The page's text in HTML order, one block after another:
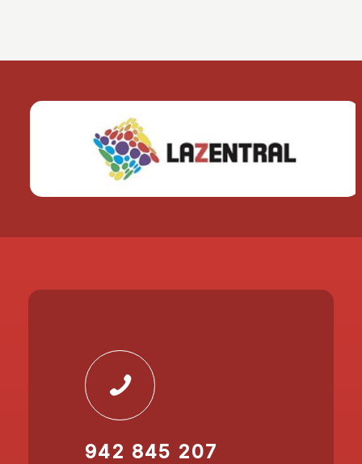
942 845 207